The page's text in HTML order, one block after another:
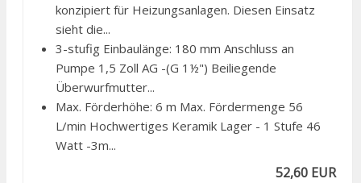
konzipiert für Heizungsanlagen. Diesen Einsatz
sieht die...
3-stufig Einbaulänge: 180 mm Anschluss an
Pumpe 1,5 Zoll AG -(G 1½") Beiliegende
Überwurfmutter...
Max. Förderhöhe: 6 m Max. Fördermenge 56
L/min Hochwertiges Keramik Lager - 1 Stufe 46
Watt -3m...
52,60 EUR